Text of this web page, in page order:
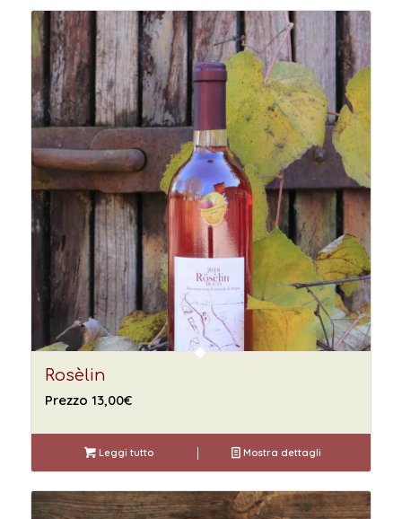
Rosèlin
Prezzo 13,00€
Leggi tutto Mostra dettagli